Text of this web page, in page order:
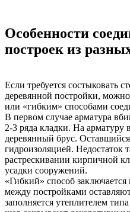
Особенности
построек из
Если требуется состыковать
деревянной постройки,
или «гибким» способами
В первом случае арматура
2-3 ряда кладки. На арматуру
деревянный брус. Оставшийся
гидроизоляцией. Недостаток
растрескивании кирпичной
усадки сооружений.
«Гибкий» способ
между постройками
заполняется утеплителем